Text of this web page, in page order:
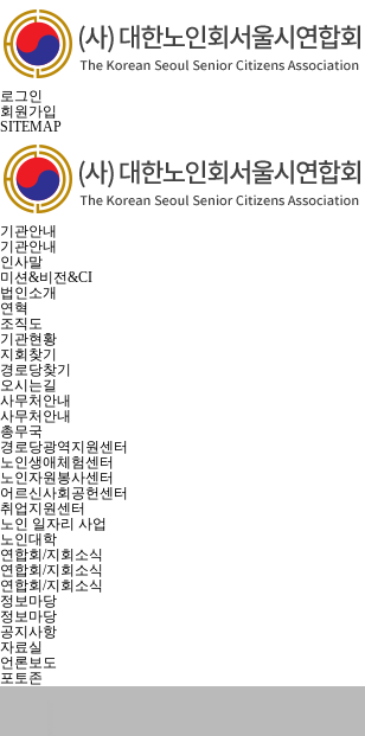
로그인
회원가입
SITEMAP
기관안내
기관안내
인사말
미션&비전&CI
법인소개
연혁
조직도
기관현황
지회찾기
경로당찾기
오시는길
사무처안내
사무처안내
총무국
경로당광역지원센터
노인생애체험센터
노인자원봉사센터
어르신사회공헌센터
취업지원센터
노인 일자리 사업
노인대학
연합회/지회소식
연합회/지회소식
연합회/지회소식
정보마당
정보마당
공지사항
자료실
언론보도
포토존